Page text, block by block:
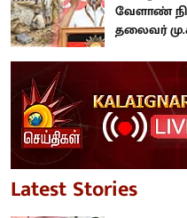
வேளாண்
தலைவர்
Latest Stories